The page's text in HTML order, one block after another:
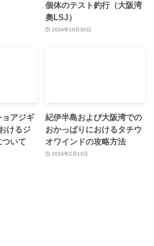
個体のテスト釣行（大阪湾
奧LSJ）
2024年10月30日
ョアジギ
けるジ
いて
紀伊半島および大阪湾での
おかっぱりにおけるタチウ
オワインドの攻略方法
2024年2月13日